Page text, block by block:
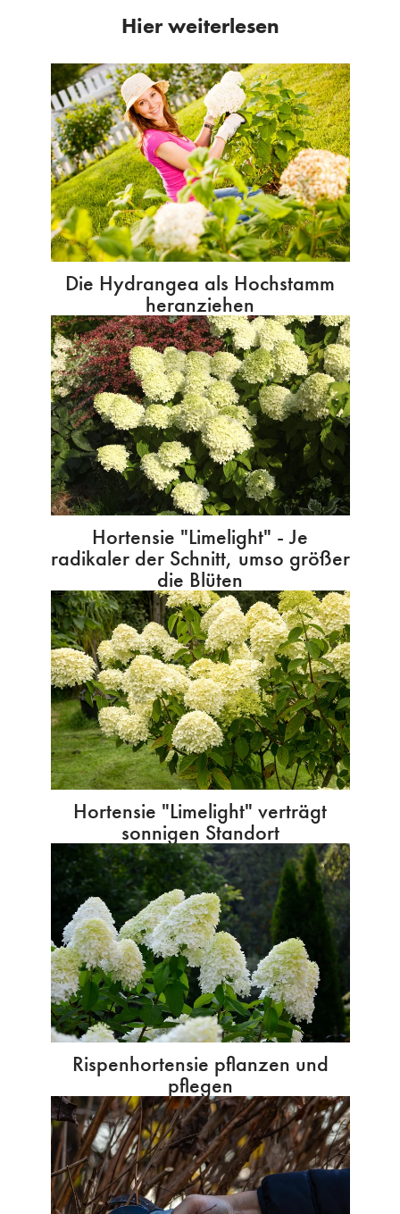
Hier weiterlesen
Die Hydrangea als Hochstamm
heranziehen
Hortensie "Limelight" - Je
radikaler der Schnitt, umso größer
die Blüten
Hortensie "Limelight" verträgt
sonnigen Standort
Rispenhortensie pflanzen und
pflegen